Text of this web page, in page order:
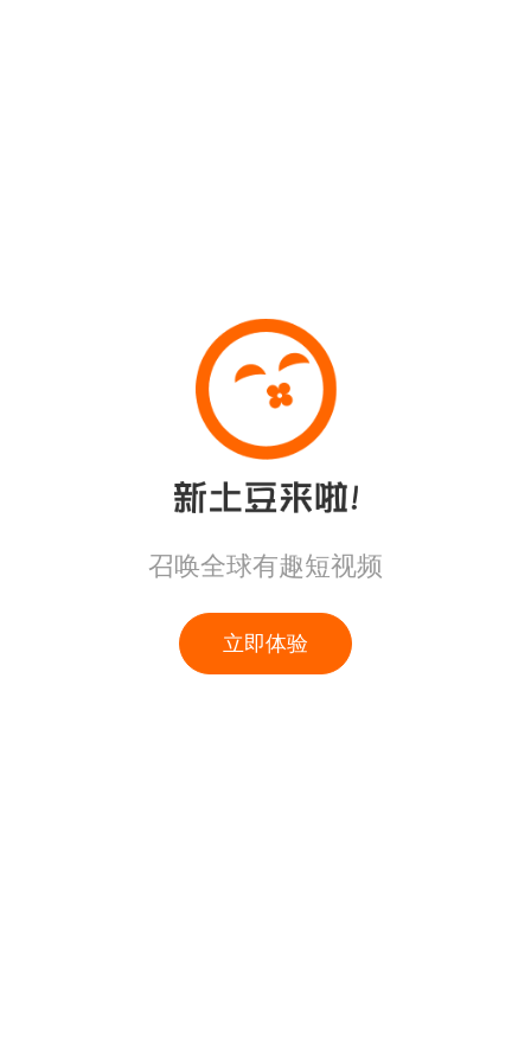
召唤全球有趣短视频
立即体验